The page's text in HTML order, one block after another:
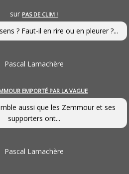
sur PAS DE CLIM !
? Faut-il en rire ou en pleurer ?...
Pascal Lamachère
EMPORTÉ PAR LA VAGUE
aussi que les Zemmour et ses
supporters ont...
Pascal Lamachère